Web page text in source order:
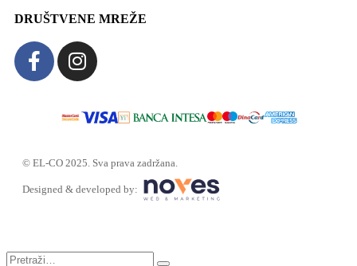
DRUŠTVENE MREŽE
© EL-CO 2025. Sva prava zadržana.
Designed & developed by: